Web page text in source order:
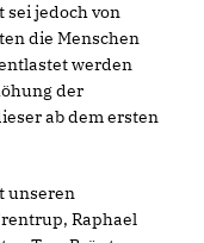
sei jedoch von
die Menschen
werden
der
ab dem ersten
unseren
Raphael